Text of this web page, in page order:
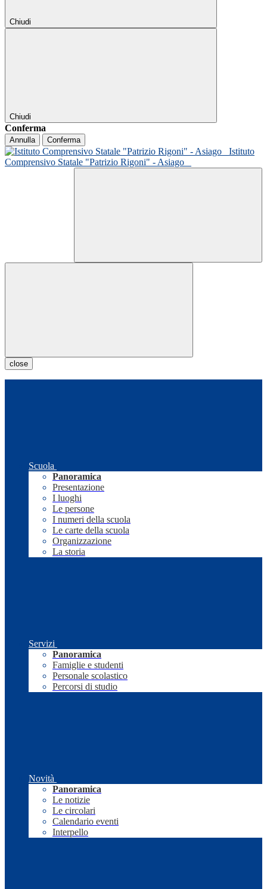
Chiudi
Chiudi
Conferma
Annulla Conferma
Istituto
Comprensivo Statale "Patrizio Rigoni" - Asiago
close
Scuola
Panoramica
Presentazione
I luoghi
Le persone
I numeri della scuola
Le carte della scuola
Organizzazione
La storia
Servizi
Panoramica
Famiglie e studenti
Personale scolastico
Percorsi di studio
Novità
Panoramica
Le notizie
Le circolari
Calendario eventi
Interpello